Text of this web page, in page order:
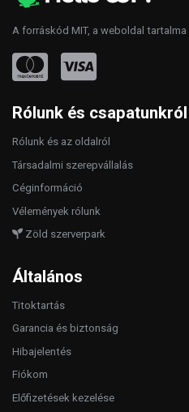
A forráskód MIT, a weboldal tartalma
Rólunk és csapatunkról
Rólunk és az oldalról
Társadalmi szerepvállalás
Céginformáció
Vélemények rólunk
Zöld szerverpark
Általános
Titoktartás
Garancia és biztonság
Hibajelentés
Fiókom
Előfizetések kezelése